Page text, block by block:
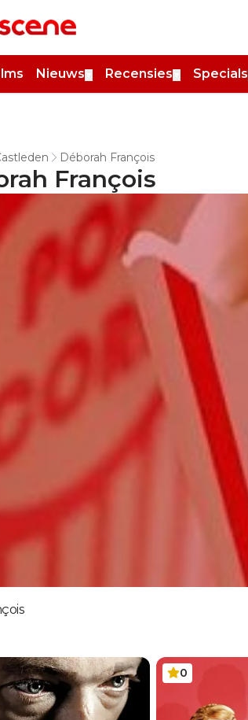
Nieuws Recensies Specials
Déborah François
François
0